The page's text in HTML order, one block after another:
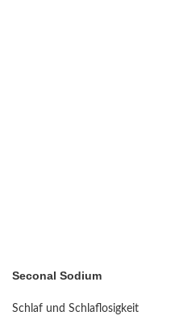
Seconal Sodium
Schlaf und Schlaflosigkeit